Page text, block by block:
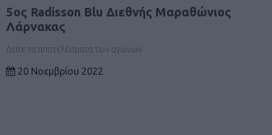
5ος Radisson Blu Διεθνής Μαραθώνιος
Λάρνακας
Δείτε τα αποτελέσματα των αγώνων
20 Νοεμβρίου 2022